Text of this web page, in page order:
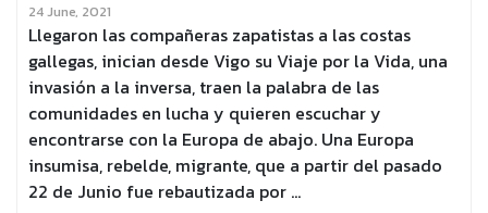
24 June, 2021
Llegaron las compañeras zapatistas a las costas
gallegas, inician desde Vigo su Viaje por la Vida, una
invasión a la inversa, traen la palabra de las
comunidades en lucha y quieren escuchar y
encontrarse con la Europa de abajo. Una Europa
insumisa, rebelde, migrante, que a partir del pasado
22 de Junio fue rebautizada por …